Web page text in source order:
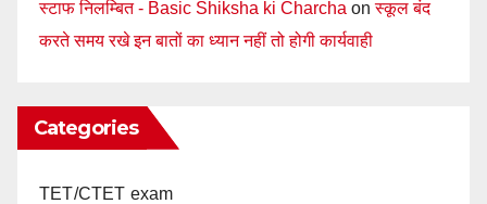
स्टाफ निलम्बित - Basic Shiksha ki Charcha onस्कूल बंद
करते समय रखे इन बातों का ध्यान नहीं तो होगी कार्यवाही
Categories
TET/CTET exam